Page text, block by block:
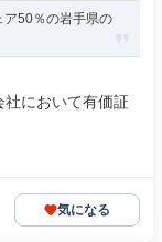
50％の岩手県の
において有価証
気になる